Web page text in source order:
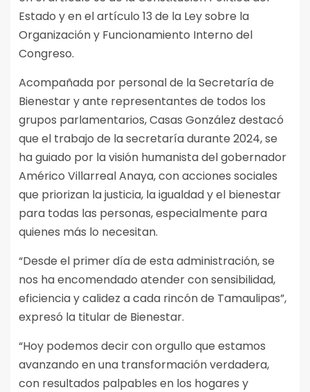
Estado y en el artículo 13 de la Ley sobre la
Organización y Funcionamiento Interno del
Congreso.
Acompañada por personal de la Secretaría de
Bienestar y ante representantes de todos los
grupos parlamentarios, Casas González destacó
que el trabajo de la secretaría durante 2024, se
ha guiado por la visión humanista del gobernador
Américo Villarreal Anaya, con acciones sociales
que priorizan la justicia, la igualdad y el bienestar
para todas las personas, especialmente para
quienes más lo necesitan.
“Desde el primer día de esta administración, se
nos ha encomendado atender con sensibilidad,
eficiencia y calidez a cada rincón de Tamaulipas”,
expresó la titular de Bienestar.
“Hoy podemos decir con orgullo que estamos
avanzando en una transformación verdadera,
con resultados palpables en los hogares y